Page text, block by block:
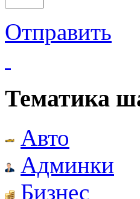
Отправить
Тематика
Авто
Админки
Бизнес